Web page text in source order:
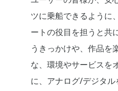
ツに乗船できるように
ートの役目を担うと共
うきっかけや、作品を
な、環境やサービスを
に、アナログ/デジタ